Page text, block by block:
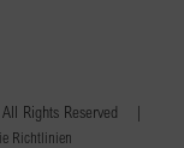
Rights Reserved |
Richtlinien